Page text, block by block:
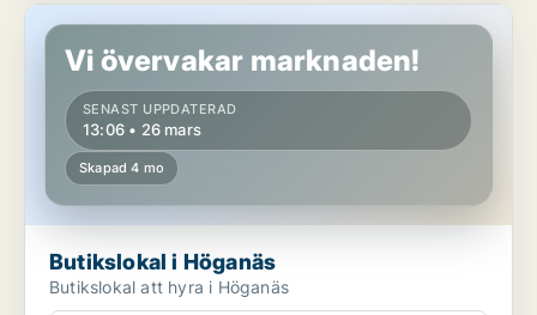
Butikslokal i Höganäs
Vi övervakar marknaden!
SENAST UPPDATERAD
13:06 • 26 mars
Skapad 4 mo
Butikslokal i Höganäs
Butikslokal att hyra i Höganäs